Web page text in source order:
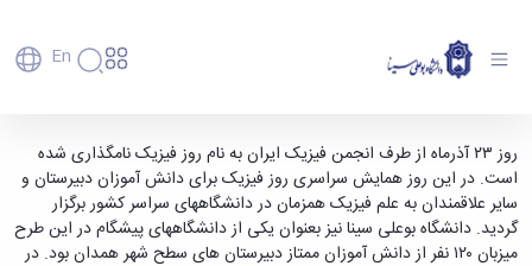
En
دانشگاه
تاریخچه
و
معرفی
برنامه
آموزش
پذیرش
کارشناسی
تحصیلات
تکمیلی
پژوهش
فناوری و
کارآفرینی
دفتر
دانشکده‌ها
پردیس
اصلی
مهندسی
رفاهی
رفاهی
پرسنل
اعضای
هیأت
همایش روز فیزیک در روز درب های باز دانشگاه -
دانشگاه بوعلی سینا همدان
روز ۲۳ آذرماه از طرف انجمن فیزیک ایران به نام روز فیزیک نامگذاری شده
است. در این روز همایش سراسری روز فیزیک برای دانش آموزان دبیرستان و
سایر علاقمندان به علم فیزیک همزمان در دانشگاههای سراسر کشور برگزار
گردید. دانشگاه بوعلی سینا نیز بعنوان یکی از دانشگاههای پیشگام در این طرح
میزبان ۱۲۰ نفر از دانش آموزان ممتاز دبیرستان های سطح شهر همدان بود. در